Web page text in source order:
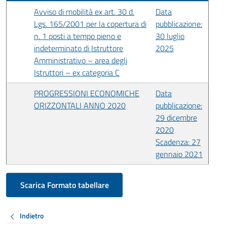
Avviso di mobilità ex art. 30 d.
Lgs. 165/2001 per la copertura di
n. 1 posti a tempo pieno e
indeterminato di Istruttore
Amministrativo – area degli
Istruttori – ex categoria C
Data
pubblicazione:
30 luglio
2025
PROGRESSIONI ECONOMICHE
ORIZZONTALI ANNO 2020
Data
pubblicazione:
29 dicembre
2020
Scadenza: 27
gennaio 2021
Scarica Formato tabellare
Indietro